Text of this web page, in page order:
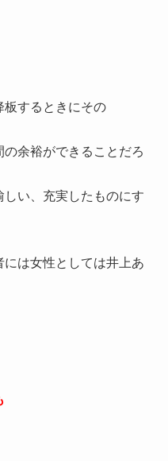
板するときにその
余裕ができることだろ
い、充実したものにす
は女性としては井上あ